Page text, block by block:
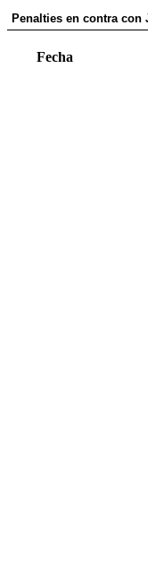
Penalties en contra con
Fecha